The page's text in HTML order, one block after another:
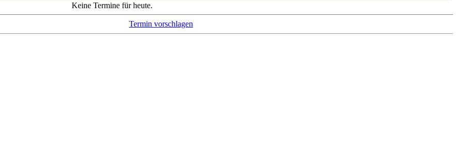
Keine Termine für heute.
Termin vorschlagen